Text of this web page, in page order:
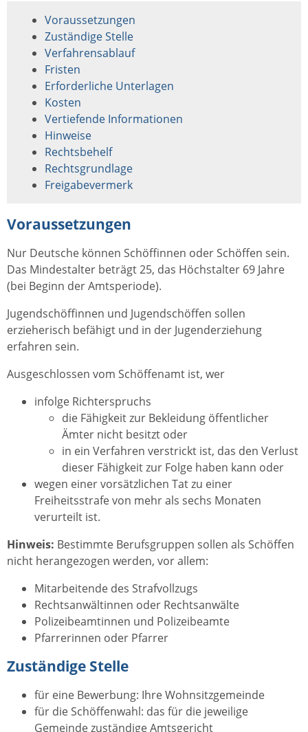
Voraussetzungen
Zuständige Stelle
Verfahrensablauf
Fristen
Erforderliche Unterlagen
Kosten
Vertiefende Informationen
Hinweise
Rechtsbehelf
Rechtsgrundlage
Freigabevermerk
Voraussetzungen
Nur Deutsche können Schöffinnen oder Schöffen sein.
Das Mindestalter beträgt 25, das Höchstalter 69 Jahre
(bei Beginn der Amtsperiode).
Jugendschöffinnen und Jugendschöffen sollen
erzieherisch befähigt und in der Jugenderziehung
erfahren sein.
Ausgeschlossen vom Schöffenamt ist, wer
infolge Richterspruchs
die Fähigkeit zur Bekleidung öffentlicher
Ämter nicht besitzt oder
in ein Verfahren verstrickt ist, das den Verlust
dieser Fähigkeit zur Folge haben kann oder
wegen einer vorsätzlichen Tat zu einer
Freiheitsstrafe von mehr als sechs Monaten
verurteilt ist.
Hinweis: Bestimmte Berufsgruppen sollen als Schöffen
nicht herangezogen werden, vor allem:
Mitarbeitende des Strafvollzugs
Rechtsanwältinnen oder Rechtsanwälte
Polizeibeamtinnen und Polizeibeamte
Pfarrerinnen oder Pfarrer
Zuständige Stelle
für eine Bewerbung: Ihre Wohnsitzgemeinde
für die Schöffenwahl: das für die jeweilige
Gemeinde zuständige Amtsgericht